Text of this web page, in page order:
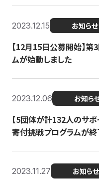
2023.12.15 お知らせ
【12月15日公募開始】
ムが始動しました
2023.12.06 お知ら
【5団体が計132人のサ
寄付挑戦プログラムが終
2023.11.27 お知らせ